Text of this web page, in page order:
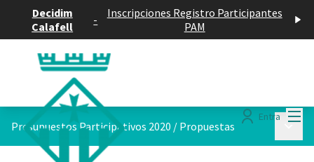
Decidim
Calafell
-
Inscripciones Registro Participantes
PAM
Entra
Presupuestos Participativos 2020 / Propuestas